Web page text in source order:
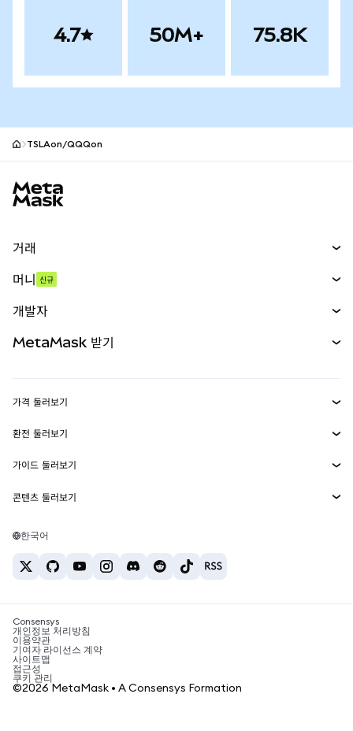
4.7 50M+ 75.8K
TSLAon/QQQon
거래
무기한 선물
실물자산
머니 신규
개발자
MetaMask Connect
Snaps
웹3 서비스
MetaMask 받기
보안
고객 지원
채용
가격 둘러보기
이더리움 가격
솔라나 가격
테더 가격
환전 둘러보기
ETH를 USD로 환전
USDT를 INR로 환전
BTC를 INR로 환전
ETH를 USDT로 환전
가이드 둘러보기
ETH 매수
USDT 매수
SHIB 매수
BNB 매수
콘텐츠 둘러보기
솔라나 지갑
암호화폐 세금 뉴스
암호화폐 매수 방법
비트코인 매도 방법
한국어
Consensys
개인정보 처리방침
이용약관
기여자 라이선스 계약
사이트맵
접근성
쿠키 관리
©2026 MetaMask • A Consensys Formation